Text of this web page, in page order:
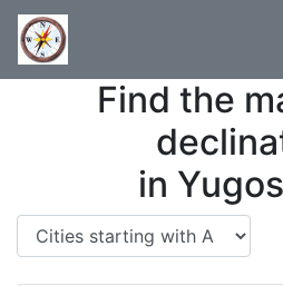
Find the
in